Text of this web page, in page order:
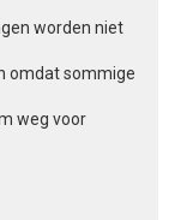
worden niet
omdat sommige
weg voor